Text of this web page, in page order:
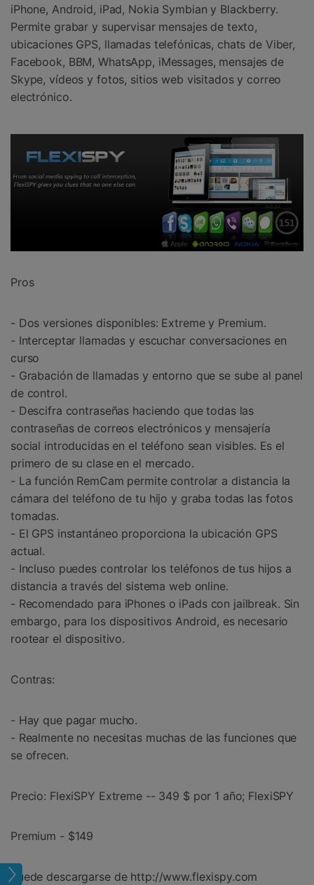
iPhone, Android, iPad, Nokia Symbian y Blackberry.
Permite grabar y supervisar mensajes de texto,
ubicaciones GPS, llamadas telefónicas, chats de Viber,
Facebook, BBM, WhatsApp, iMessages, mensajes de
Skype, vídeos y fotos, sitios web visitados y correo
electrónico.
Pros
- Dos versiones disponibles: Extreme y Premium.
- Interceptar llamadas y escuchar conversaciones en
curso
- Grabación de llamadas y entorno que se sube al panel
de control.
- Descifra contraseñas haciendo que todas las
contraseñas de correos electrónicos y mensajería
social introducidas en el teléfono sean visibles. Es el
primero de su clase en el mercado.
- La función RemCam permite controlar a distancia la
cámara del teléfono de tu hijo y graba todas las fotos
tomadas.
- El GPS instantáneo proporciona la ubicación GPS
actual.
- Incluso puedes controlar los teléfonos de tus hijos a
distancia a través del sistema web online.
- Recomendado para iPhones o iPads con jailbreak. Sin
embargo, para los dispositivos Android, es necesario
rootear el dispositivo.
Contras:
- Hay que pagar mucho.
- Realmente no necesitas muchas de las funciones que
se ofrecen.
Precio: FlexiSPY Extreme -- 349 $ por 1 año; FlexiSPY
Premium - $149
Puede descargarse de http://www.flexispy.com